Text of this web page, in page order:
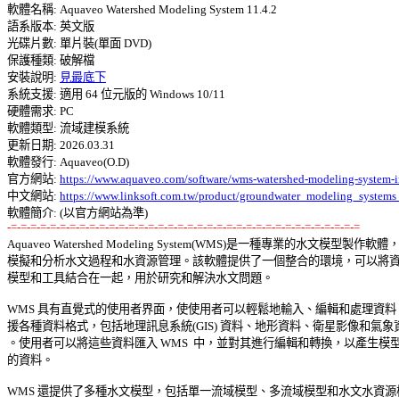
軟體名稱: Aquaveo Watershed Modeling System 11.4.2
語系版本: 英文版
光碟片數: 單片裝(單面 DVD)
保護種類: 破解檔
安裝說明: 見最底下
系統支援: 適用 64 位元版的 Windows 10/11
硬體需求: PC
軟體類型: 流域建模系統
更新日期: 2026.03.31
軟體發行: Aquaveo(O.D)
官方網站: https://www.aquaveo.com/software/wms-watershed-modeling-
中文網站: https://www.linksoft.com.tw/product/
-=-=-=-=-=-=-=-=-=-=-=-=-=-=-=-=-=-=-=-=-=-=-=-=-=-=-=-=-=-=-=-=-=-=-=-=
Aquaveo Watershed Modeling System(WMS)是一種專業的水文模型製作軟體
模擬和分析水文過程和水資源管理。該軟體提供了一個整合的環境，可以將
模型和工具結合在一起，用於研究和解決水文問題。
WMS 具有直覺式的使用者界面，使使用者可以輕鬆地輸入、編輯和處理資
援各種資料格式，包括地理訊息系統(GIS) 資料、地形資料、衛星影像和氣象
。使用者可以將這些資料匯入 WMS  中，並對其進行編輯和轉換，以產生模
的資料。
WMS 還提供了多種水文模型，包括單一流域模型、多流域模型和水文水資